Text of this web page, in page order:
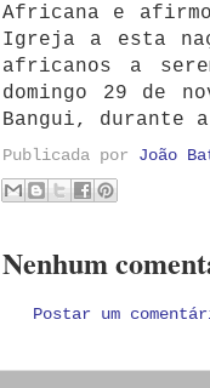
Africana e
Igreja a esta
africanos a
domingo 29 de
Bangui, durante
Publicada por João
Nenhum
Postar um